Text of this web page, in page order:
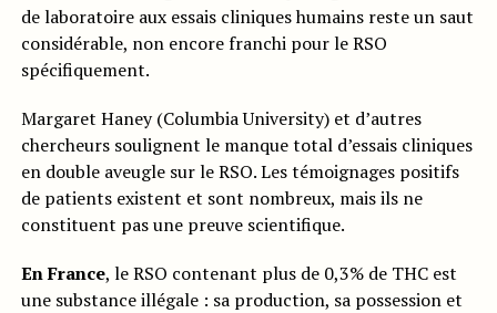
de laboratoire aux essais cliniques humains reste un saut
considérable, non encore franchi pour le RSO
spécifiquement.
Margaret Haney (Columbia University) et d’autres
chercheurs soulignent le manque total d’essais cliniques
en double aveugle sur le RSO. Les témoignages positifs
de patients existent et sont nombreux, mais ils ne
constituent pas une preuve scientifique.
En France, le RSO contenant plus de 0,3% de THC est
une substance illégale : sa production, sa possession et